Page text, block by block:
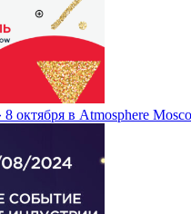
октября в Atmosphere